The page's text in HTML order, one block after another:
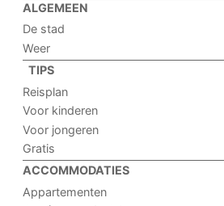
ALGEMEEN
De stad
Weer
TIPS
Reisplan
Voor kinderen
Voor jongeren
Gratis
ACCOMMODATIES
Appartementen